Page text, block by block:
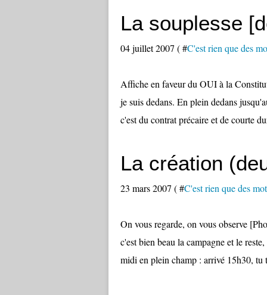
La souplesse
04 juillet 2007 ( #C'est rien que des
Affiche en faveur du OUI à la
je suis dedans. En plein dedans
c'est du contrat précaire et de courte
La création
23 mars 2007 ( #C'est rien que des
On vous regarde, on vous observe
c'est bien beau la campagne et le
midi en plein champ : arrivé 15h30, tu